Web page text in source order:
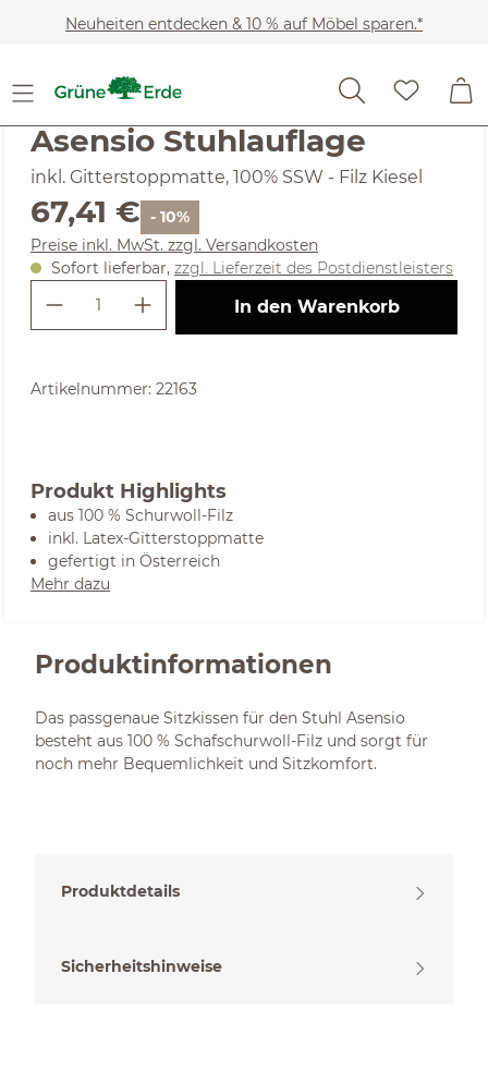
Zum Hauptinhalt springen
Neuheiten entdecken & 10 % auf Möbel sparen.*
Stühle & Bänke
Durchschnittliche Bewertung von 4.5 von 5 Sternen
(4.5) 10 Bewertungen
Asensio Stuhlauflage
inkl. Gitterstoppmatte, 100% SSW - Filz Kiesel
Regulärer Preis:
67,41 € - 10%
Preise inkl. MwSt. zzgl. Versandkosten
Sofort lieferbar, zzgl. Lieferzeit des Postdienstleisters
Produkt Anzahl: Gib den
In den Warenkorb
Artikelnummer: 22163
Produkt Highlights
aus 100 % Schurwoll-Filz
inkl. Latex-Gitterstoppmatte
gefertigt in Österreich
Mehr dazu
Produktinformationen
Das passgenaue Sitzkissen für den Stuhl Asensio
besteht aus 100 % Schafschurwoll-Filz und sorgt für
noch mehr Bequemlichkeit und Sitzkomfort.
Produktdetails
Sicherheitshinweise